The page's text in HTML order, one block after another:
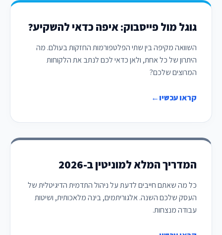
גוגל מול פייסבוק: איפה כדאי להשקיע?
השוואה מקיפה בין שתי הפלטפורמות החזקות בעולם. מה
היתרון של כל אחת, ולאן כדאי לכם לנתב את הלקוחות
המרוצים שלכם?
קראו עכשיו←
המדריך המלא למוניטין ב-2026
כל מה שאתם חייבים לדעת על ניהול התדמית הדיגיטלית של
העסק שלכם השנה. אלגוריתמים, בינה מלאכותית, ושיטות
עבודה מנצחות.